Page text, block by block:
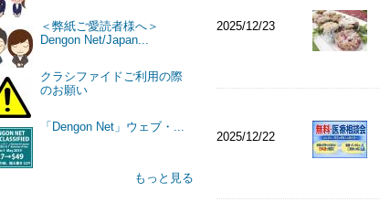
＜弊紙ご愛読者様へ＞
Dengon Net/Japan...
クラシファイドご利用の際
のお願い
「Dengon Net」ウェブ・...
もっと見る
2025/12/23
2025/12/22